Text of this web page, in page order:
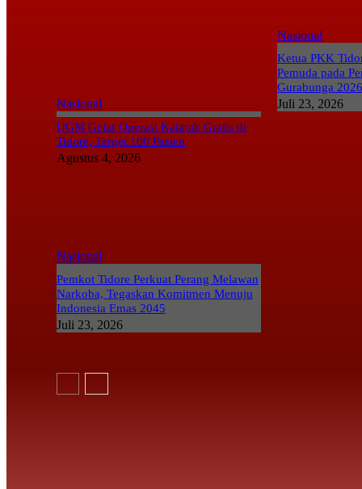
Nasional
UGM Gelar Operasi Katarak Gratis di
Tidore, Target 100 Pasien
Agustus 4, 2026
Nasional
Ketua PKK
Pemuda pada
Gurabunga 2026
Juli 23, 2026
Nasional
Pemkot Tidore Perkuat Perang Melawan
Narkoba, Tegaskan Komitmen Menuju
Indonesia Emas 2045
Juli 23, 2026